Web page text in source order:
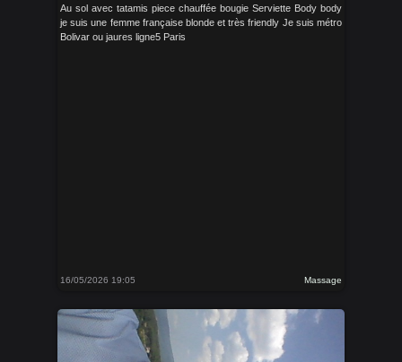
Au sol avec tatamis piece chauffée bougie Serviette Body body
je suis une femme française blonde et très friendly Je suis métro
Bolivar ou jaures ligne5 Paris
16/05/2026 19:05 Massage